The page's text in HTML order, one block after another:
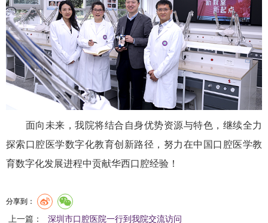
面向未来，我院将结合自身优势资源与特色，继续全力
探索口腔医学数字化教育创新路径，努力在中国口腔医学教
育数字化发展进程中贡献华西口腔经验！
分享到：
上一篇： 深圳市口腔医院一行到我院交流访问